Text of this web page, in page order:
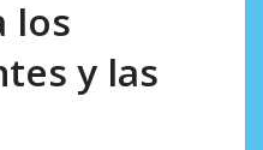
los
y las